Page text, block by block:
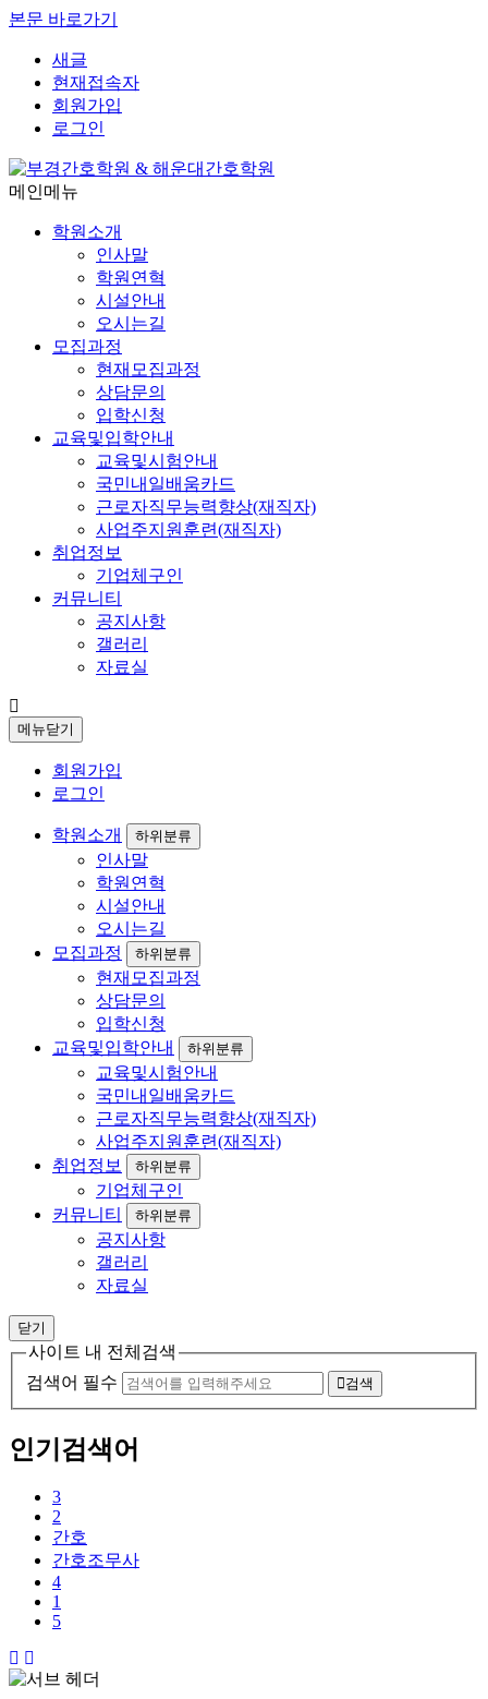
본문 바로가기
새글
현재접속자
회원가입
로그인
메인메뉴
학원소개
인사말
학원연혁
시설안내
오시는길
모집과정
현재모집과정
상담문의
입학신청
교육및입학안내
교육및시험안내
국민내일배움카드
근로자직무능력향상(재직자)
사업주지원훈련(재직자)
취업정보
기업체구인
커뮤니티
공지사항
갤러리
자료실
메뉴닫기
회원가입
로그인
학원소개 하위분류
인사말
학원연혁
시설안내
오시는길
모집과정
하위분류
현재모집과정
상담문의
입학신청
교육및입학안내
하위분류
교육및시험안내
국민내일배움카드
근로자직무능력향상(재직자)
사업주지원훈련(재직자)
취업정보
하위분류
기업체구인
커뮤니티
하위분류
공지사항
갤러리
자료실
닫기
사이트 내 전체검색
검색어 필수
검색
인기검색어
3
2
간호
간호조무사
4
1
5